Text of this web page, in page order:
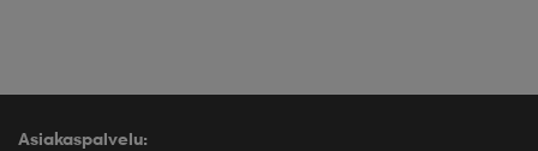
Asiakaspalvelu: